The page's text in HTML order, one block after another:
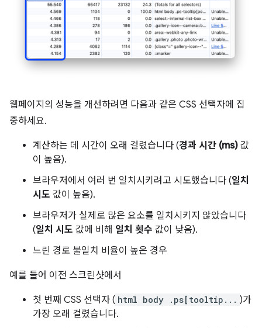
웹페이지의 성능을 개선하려면 다음과 같은 CSS 선택자에 집
중하세요.
계산하는 데 시간이 오래 걸렸습니다 (경과 시간 (ms) 값
이 높음).
브라우저에서 여러 번 일치시키려고 시도했습니다 (일치
시도 값이 높음).
브라우저가 실제로 많은 요소를 일치시키지 않았습니다
(일치 시도 값에 비해 일치 횟수 값이 낮음).
느린 경로 불일치 비율이 높은 경우
예를 들어 이전 스크린샷에서
첫 번째 CSS 선택자 ( html body .ps[tooltip... )가
가장 오래 걸렸습니다.